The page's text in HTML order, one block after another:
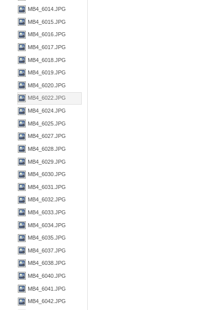
MB4_6014.JPG
MB4_6015.JPG
MB4_6016.JPG
MB4_6017.JPG
MB4_6018.JPG
MB4_6019.JPG
MB4_6020.JPG
MB4_6022.JPG
MB4_6024.JPG
MB4_6025.JPG
MB4_6027.JPG
MB4_6028.JPG
MB4_6029.JPG
MB4_6030.JPG
MB4_6031.JPG
MB4_6032.JPG
MB4_6033.JPG
MB4_6034.JPG
MB4_6035.JPG
MB4_6037.JPG
MB4_6038.JPG
MB4_6040.JPG
MB4_6041.JPG
MB4_6042.JPG